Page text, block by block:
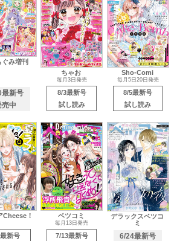
み増刊
最新号
売中
ちゃお
毎月3日発売
8/3最新号
試し読み
Sho-Comi
毎月5日20日発売
8/5最新号
試し読み
Cheese！
新号
ベツコミ
毎月13日発売
7/13最新号
デラックスベツコ
ミ
6/24最新号